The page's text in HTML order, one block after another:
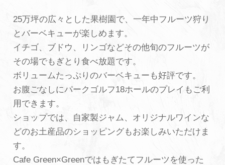
加賀 旅先納税
FAQ
お知らせ
動画を見る
パンフレットダウンロード
写真ダウンロード
よくあるご質問・お問い合わせ
プライバシーポリシー
25万坪の広々とした果樹園で、一年中フルーツ狩り
とバーベキューが楽しめます。
イチゴ、ブドウ、リンゴなどその他旬のフルーツが
その場でもぎとり食べ放題です。
ボリュームたっぷりのバーベキューも好評です。
お腹ごなしにパークゴルフ18ホールのプレイもご利
用できます。
ショップでは、自家製ジャム、オリジナルワインな
どのお土産品のショッピングもお楽しみいただけま
す。
Cafe Green×Greenではもぎたてフルーツを使った